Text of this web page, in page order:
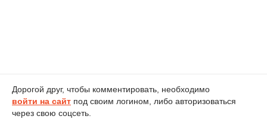
Дорогой друг, чтобы комментировать, необходимо
войти на сайт под своим логином, либо авторизоваться
через свою соцсеть.